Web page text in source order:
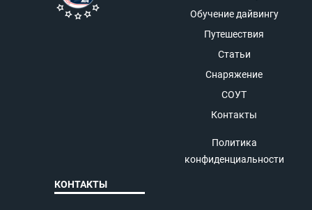
Обучение дайвингу
Путешествия
Статьи
Снаряжение
СОУТ
Контакты
Политика
конфиденциальности
КОНТАКТЫ